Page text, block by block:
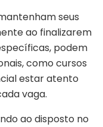
seus
ao finalizarem
podem
como cursos
estar atento
vaga.
ao disposto no